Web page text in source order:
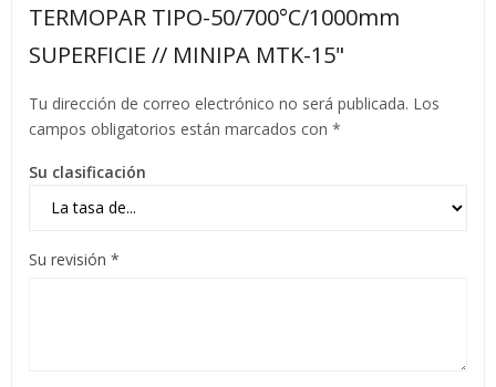
TERMOPAR TIPO-50/700°C/1000mm
SUPERFICIE // MINIPA MTK-15"
Tu dirección de correo electrónico no será publicada. Los
campos obligatorios están marcados con *
Su clasificación
Su revisión *